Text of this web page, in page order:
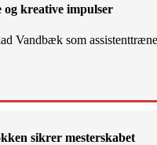
kreative impulser
Vandbæk som
sikrer mesterskabet